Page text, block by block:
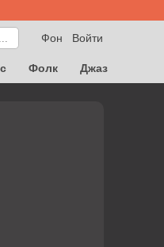
Войти
Фон
Фолк
Джаз